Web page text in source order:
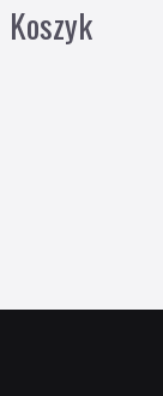
Koszyk